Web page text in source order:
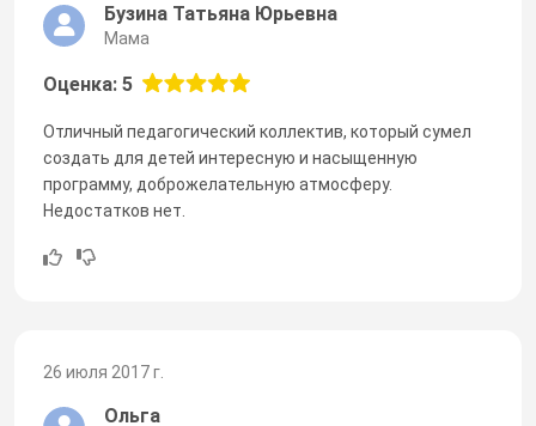
Бузина Татьяна Юрьевна
Мама
Оценка: 5
Отличный педагогический коллектив, который сумел
создать для детей интересную и насыщенную
программу, доброжелательную атмосферу.
Недостатков нет.
26 июля 2017 г.
Ольга